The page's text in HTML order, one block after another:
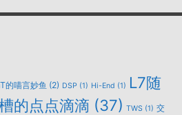
的喵言妙鱼 (2) DSP (1) Hi-End (1) L7随
的点点滴滴 (37) TWS (1) 交